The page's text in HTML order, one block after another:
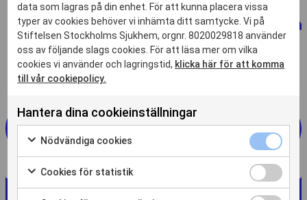
data som lagras på din enhet. För att kunna placera vissa
typer av cookies behöver vi inhämta ditt samtycke. Vi på
Stiftelsen Stockholms Sjukhem, orgnr. 8020029818 använder
oss av följande slags cookies. För att läsa mer om vilka
cookies vi använder och lagringstid, klicka här för att komma
till vår cookiepolicy.
Hantera dina cookieinställningar
Nödvändiga cookies
Markera
för
samtycka
Nödvändiga
cookies
kryssruta
Cookies för statistik
Markera
Cookies
för
statistik